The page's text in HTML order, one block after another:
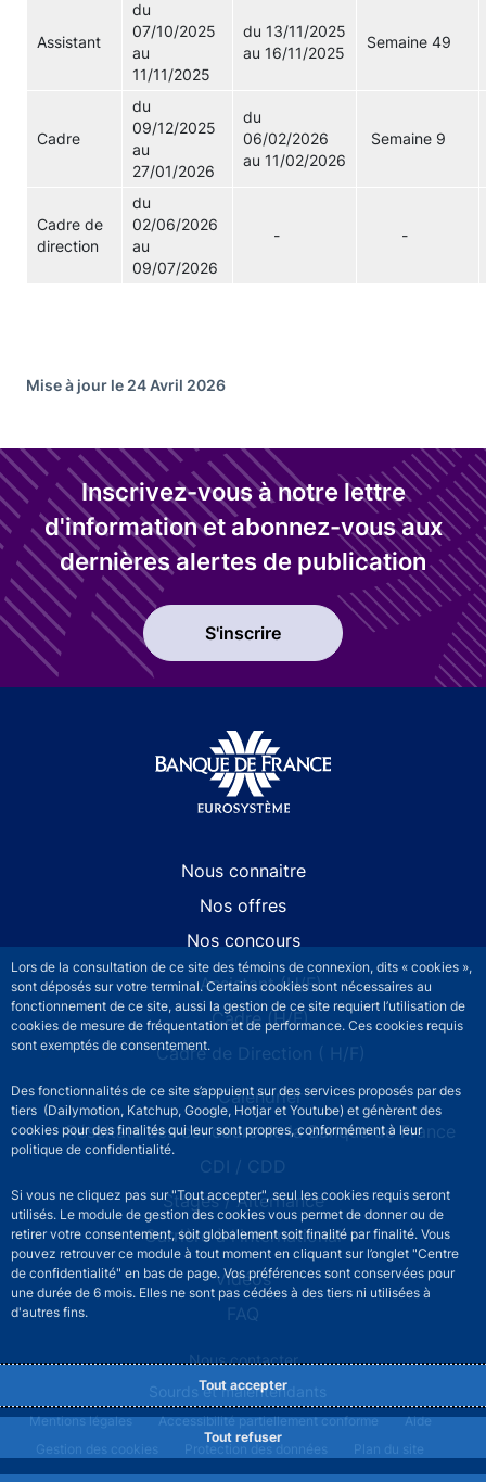
Lors de la consultation de ce site des témoins de connexion, dits « cookies »,
sont déposés sur votre terminal. Certains cookies sont nécessaires au
fonctionnement de ce site, aussi la gestion de ce site requiert l’utilisation de
cookies de mesure de fréquentation et de performance. Ces cookies requis
sont exemptés de consentement.
Des fonctionnalités de ce site s’appuient sur des services proposés par des
tiers (Dailymotion, Katchup, Google, Hotjar et Youtube) et génèrent des
cookies pour des finalités qui leur sont propres, conformément à leur
politique de confidentialité.
Si vous ne cliquez pas sur "Tout accepter", seul les cookies requis seront
utilisés. Le module de gestion des cookies vous permet de donner ou de
retirer votre consentement, soit globalement soit finalité par finalité. Vous
pouvez retrouver ce module à tout moment en cliquant sur l’onglet "Centre
de confidentialité" en bas de page. Vos préférences sont conservées pour
une durée de 6 mois. Elles ne sont pas cédées à des tiers ni utilisées à
d'autres fins.
Tout accepter
Tout refuser
Assistant
du
07/10/2025
au
11/11/2025
du 13/11/2025
au 16/11/2025
Semaine 49
Cadre
du
09/12/2025
au
27/01/2026
du
06/02/2026
au 11/02/2026
Semaine 9
Cadre de
direction
du
02/06/2026
au
09/07/2026
- -
Mise à jour le 24 Avril 2026
Inscrivez-vous à notre lettre
d'information et abonnez-vous aux
dernières alertes de publication
S'inscrire
RECRUTEMENT - Menu Principal
Nous connaitre
Nos offres
Nos concours
Assistant (H/F)
Cadre (H/F)
Cadre de Direction ( H/F)
Calendrier
Résultats des concours de la Banque de France
CDI / CDD
Stages / Alternance
Carrière à l'international
Vidéos
FAQ
RECRUTEMENT - Footer secondary menu
Nous contacter
Sourds et malentendants
RECRUTEMENT - Footer legal notice menu
Mentions légales Accessibilité partiellement conforme
Aide
Gestion des cookies
Protection des données Plan du site